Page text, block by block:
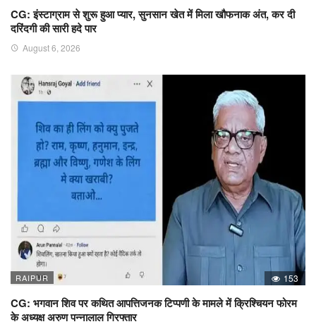
CG: इंस्टाग्राम से शुरू हुआ प्यार, सुनसान खेत में मिला खौफनाक अंत, कर दी
दरिंदगी की सारी हदे पार
August 6, 2026
RAIPUR 153
CG: भगवान शिव पर कथित आपत्तिजनक टिप्पणी के मामले में क्रिश्चियन फोरम
के अध्यक्ष अरुण पन्नालाल गिरफ्तार